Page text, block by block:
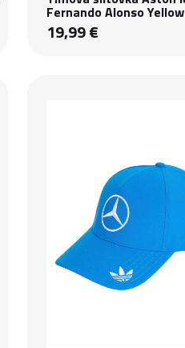
Fernando Alonso Yellow
19,99 €